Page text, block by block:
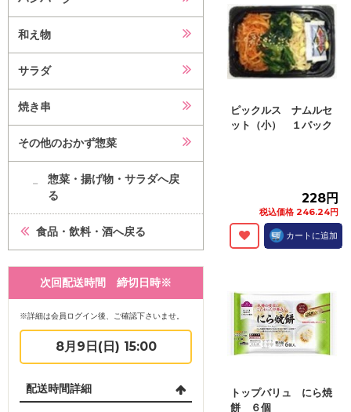
和え物
サラダ
焼き串
その他のおかず惣菜
惣菜・揚げ物・サラダへ戻
る
食品・飲料・酒へ戻る
次回配送時間 締切日時※
※詳細は会員ログイン後、ご確認下さいませ。
8月9日(日) 15:00
配送時間詳細
ピックルス ナムルセ
ット（小） １パック
228円
税込価格 246.24円
カートに追加
トップバリュ にら焼
餅 ６個